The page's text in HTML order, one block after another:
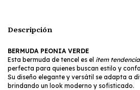
Descripción
BERMUDA PEONIA VERDE
Esta bermuda de tencel es el item tendencia
perfecta para quienes buscan estilo y
Su diseño elegante y versátil se adapta a
brindando un look moderno y sofisticado.